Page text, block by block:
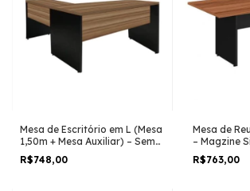
Mesa de Escritório em L (Mesa
1,50m + Mesa Auxiliar) – Sem
Gavetas NOGAL
SEVILHA/PRETO
R$748,00
Mesa de
– Magzine
SEVILHA/
R$763,00